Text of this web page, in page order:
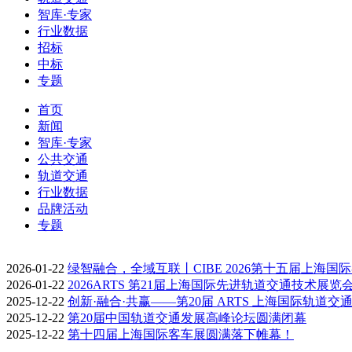
智库·专家
行业数据
招标
中标
专题
首页
新闻
智库·专家
公共交通
轨道交通
行业数据
品牌活动
专题
2026-01-22 绿智融合，全域互联丨CIBE 2026第十五届上海国
2026-01-22 2026ARTS 第21届上海国际先进轨道交通技术展览
2025-12-22 创新·融合·共赢——第20届 ARTS 上海国际轨道交
2025-12-22 第20届中国轨道交通发展高峰论坛圆满闭幕
2025-12-22 第十四届上海国际客车展圆满落下帷幕！